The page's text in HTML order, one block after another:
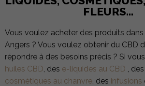
FLEURS…
Vous voulez acheter des produits dans
Angers ? Vous voulez obtenir du CBD
répondre à des besoins précis ? Si
huiles CBD , des e-liquides au CBD , des
cosmétiques au chanvre , des infusions